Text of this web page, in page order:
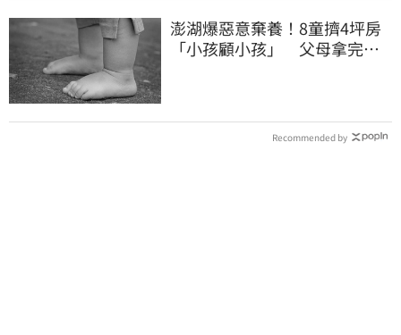
澎湖爆惡意棄養！8童擠4坪房
「小孩顧小孩」 父母拿完補
Recommended by